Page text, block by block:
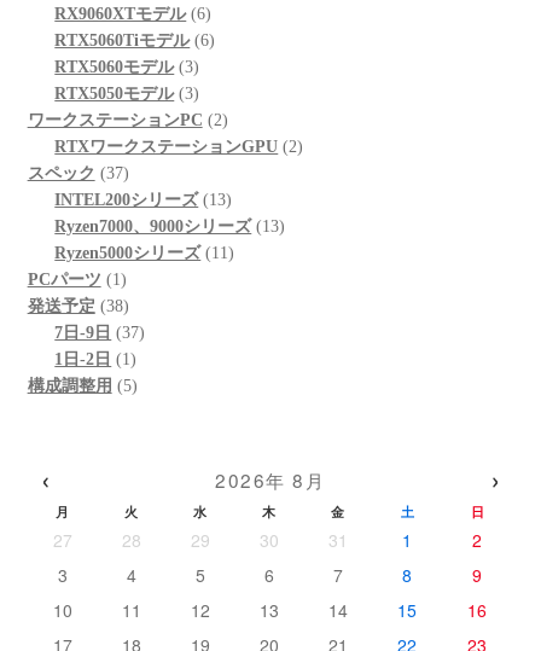
品
商
品
の
商
品
RX9060XTモデル 66
個
品
RTX5060Tiモデル 66
商
品
RTX5060モデル 33
個
の
商
RTX5050モデル 33
個
の
品
ワークステーションPC 22
個
商
品
RTXワークステーションGPU 22
スペック 3737
個
の
商
品
INTEL200シリーズ 1313
個
の
Ryzen7000、9000シリーズ 1313
Ryzen5000シリーズ 1111
PCパーツ 11
個
の
商
品
発送予定 3838
個
の
商
7日-9日 3737
1日-2日 11
個
構成調整用 55
‹ 2026年 8月 ›
月 火 水 木 金 土 日
27 28 29 30 31 1
2
3
4 5 6 7 8
9
10
11 12 13 14 15
16
17
18 19 20 21 22 23